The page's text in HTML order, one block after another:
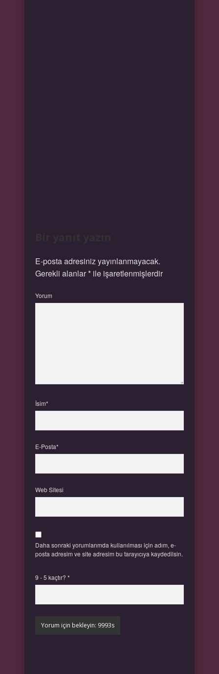
E-posta adresiniz yayınlanmayacak.
Gerekli alanlar*ile işaretlenmişlerdir
Yorum
İsim*
E-Posta*
Web Sitesi
Daha sonraki yorumlarımda kullanılması için adım, e-
posta adresim ve site adresim bu tarayıcıya kaydedilsin.
9 - 5 kaçtır? *